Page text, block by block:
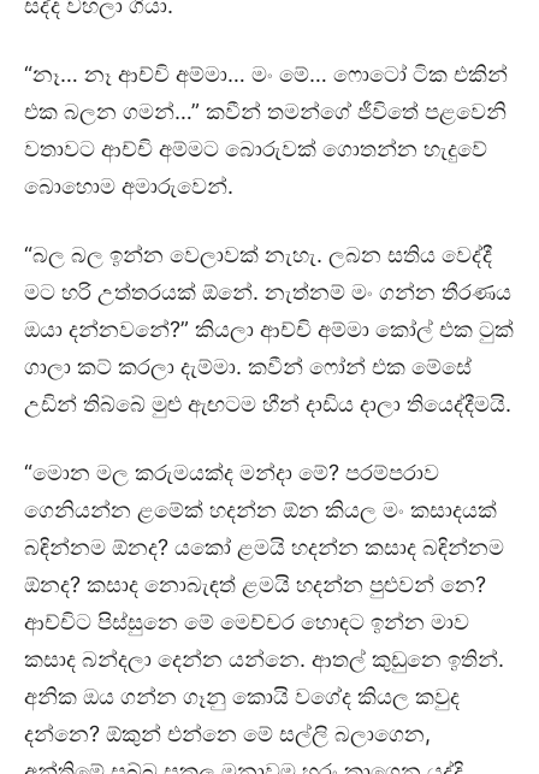
සද්ද වහලා ගියා.
“නෑ… නෑ ආච්චි අම්මා… මං මේ… ෆොටෝ ටික එකින්
එක බලන ගමන්…” කවීන් තමන්ගේ ජීවිතේ පළවෙනි
වතාවට ආච්චි අම්මට බොරුවක් ගොතන්න හැදුවේ
බොහොම අමාරුවෙන්.
“බල බල ඉන්න වෙලාවක් නැහැ. ලබන සතිය වෙද්දී
මට හරි උත්තරයක් ඕනේ. නැත්නම් මං ගන්න තීරණය
ඔයා දන්නවනේ?” කියලා ආච්චි අම්මා කෝල් එක ටුක්
ගාලා කට් කරලා දැම්මා. කවීන් ෆෝන් එක මේසේ
උඩින් තිබ්බේ මුළු ඇඟටම හීන් දාඩිය දාලා තියෙද්දීමයි.
“මොන මල කරුමයක්ද මන්දා මේ? පරම්පරාව
ගෙනියන්න ළමේක් හදන්න ඕන කියල මං කසාදයක්
බඳින්නම ඕනද? යකෝ ළමයි හදන්න කසාද බඳින්නම
ඕනද? කසාද නොබැඳත් ළමයි හදන්න පුළුවන් නෙ?
ආච්චිට පිස්සුනෙ මේ මෙච්චර හොඳට ඉන්න මාව
කසාද බන්දලා දෙන්න යන්නෙ. ආතල් කුඩුනෙ ඉතින්.
අනික ඔය ගන්න ගෑනු කොයි වගේද කියල කවුද
දන්නෙ? ඕකුන් එන්නෙ මේ සල්ලි බලාගෙන,